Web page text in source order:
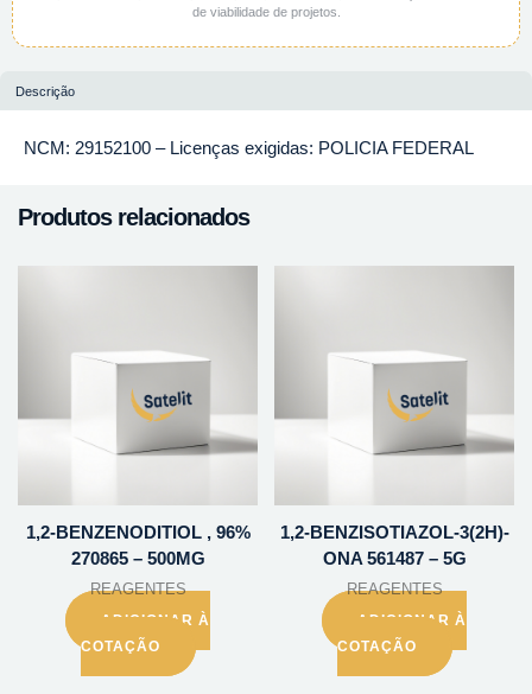
de viabilidade de projetos.
Descrição
NCM: 29152100 – Licenças exigidas: POLICIA FEDERAL
Produtos relacionados
1,2-BENZENODITIOL , 96%
270865 – 500MG
REAGENTES
ADICIONAR À
COTAÇÃO
1,2-BENZISOTIAZOL-3(2H)-
ONA 561487 – 5G
REAGENTES
ADICIONAR À
COTAÇÃO